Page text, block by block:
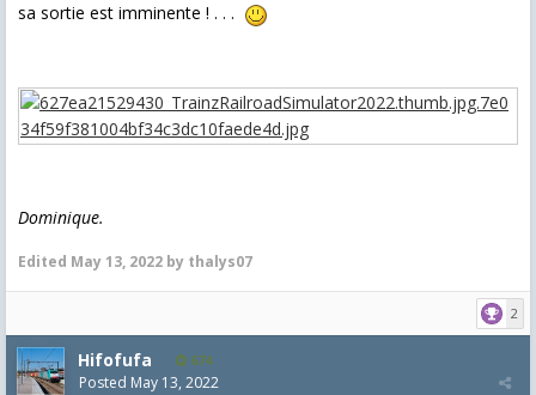
sa sortie est imminente ! . . .
Dominique.
Edited May 13, 2022 by thalys07
2
Hifofufa 674
Posted May 13, 2022